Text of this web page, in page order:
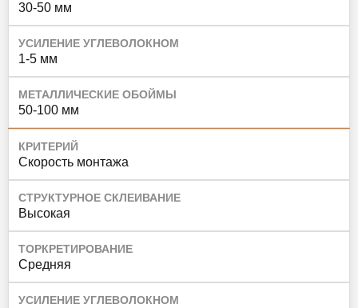
30-50 мм
УСИЛЕНИЕ УГЛЕВОЛОКНОМ
1-5 мм
МЕТАЛЛИЧЕСКИЕ ОБОЙМЫ
50-100 мм
КРИТЕРИЙ
Скорость монтажа
СТРУКТУРНОЕ СКЛЕИВАНИЕ
Высокая
ТОРКРЕТИРОВАНИЕ
Средняя
УСИЛЕНИЕ УГЛЕВОЛОКНОМ